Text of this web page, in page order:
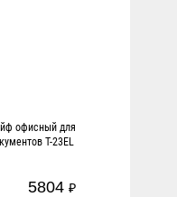
офисный для
T-23EL
5804₽